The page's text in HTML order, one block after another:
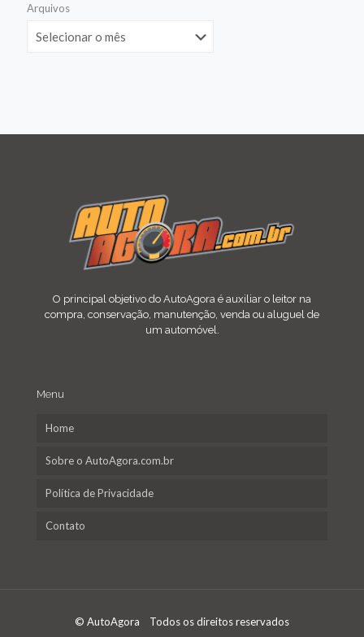
Arquivos
O principal objetivo do AutoAgora é auxiliar o leitor na
compra, conservação, manutenção, venda ou aluguel de
um automóvel.
Menu
Home
Sobre o AutoAgora.com.br
Política de Privacidade
Contato
© AutoAgora Todos os direitos reservados